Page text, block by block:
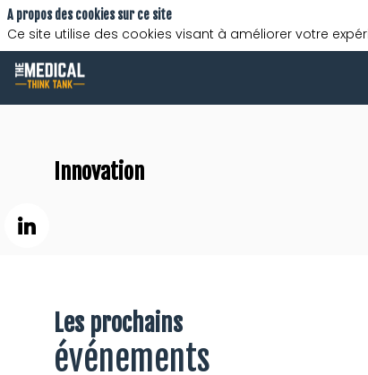
Innovation
Les prochains
événements
A propos des cookies sur ce site
Ce site utilise des cookies visant à améliorer votre